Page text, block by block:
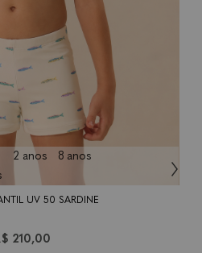
UV 50 SARDINE
210,00
2 anos 8 anos